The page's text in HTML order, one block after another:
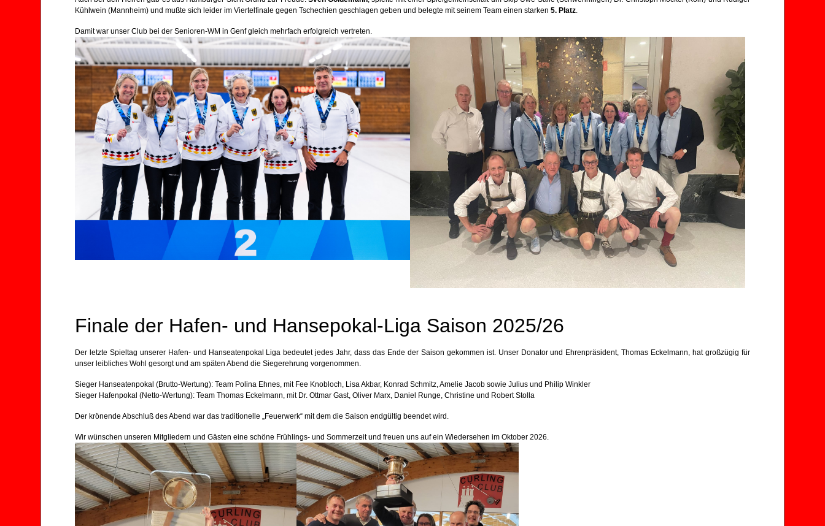
Kühlwein (Mannheim) und mußte sich leider im Viertelfinale gegen Tschechien geschlagen geben und belegte mit seinem Team einen starken 5. Platz.
Damit war unser Club bei der Senioren-WM in Genf gleich mehrfach erfolgreich vertreten.
Finale der Hafen- und Hansepokal-Liga Saison 2025/26
Der letzte Spieltag unserer Hafen- und Hanseatenpokal Liga bedeutet jedes Jahr, dass das Ende der Saison gekommen ist. Unser Donator und Ehrenpräsident, Thomas Eckelmann, hat großzügig für
unser leibliches Wohl gesorgt und am späten Abend die Siegerehrung vorgenommen.
Sieger Hanseatenpokal (Brutto-Wertung): Team Polina Ehnes, mit Fee Knobloch, Lisa Akbar, Konrad Schmitz, Amelie Jacob sowie Julius und Philip Winkler
Sieger Hafenpokal (Netto-Wertung): Team Thomas Eckelmann, mit Dr. Ottmar Gast, Oliver Marx, Daniel Runge, Christine und Robert Stolla
Der krönende Abschluß des Abend war das traditionelle „Feuerwerk“ mit dem die Saison endgültig beendet wird.
Wir wünschen unseren Mitgliedern und Gästen eine schöne Frühlings- und Sommerzeit und freuen uns auf ein Wiedersehen im Oktober 2026.